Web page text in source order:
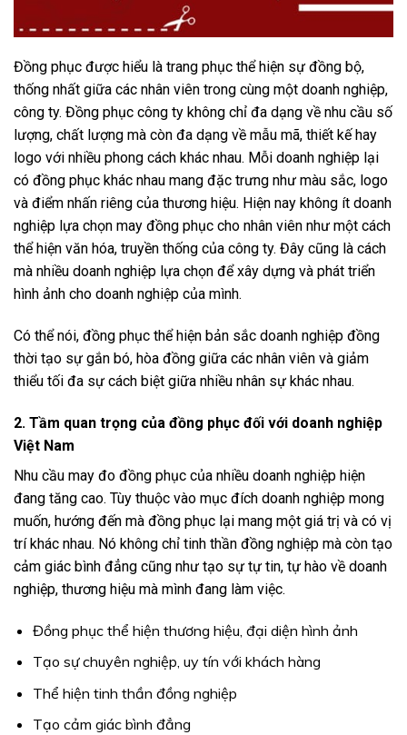
Đồng phục được hiểu là trang phục thể hiện sự đồng bộ,
thống nhất giữa các nhân viên trong cùng một doanh nghiệp,
công ty. Đồng phục công ty không chỉ đa dạng về nhu cầu số
lượng, chất lượng mà còn đa dạng về mẫu mã, thiết kế hay
logo với nhiều phong cách khác nhau. Mỗi doanh nghiệp lại
có đồng phục khác nhau mang đặc trưng như màu sắc, logo
và điểm nhấn riêng của thương hiệu. Hiện nay không ít doanh
nghiệp lựa chọn may đồng phục cho nhân viên như một cách
thể hiện văn hóa, truyền thống của công ty. Đây cũng là cách
mà nhiều doanh nghiệp lựa chọn để xây dựng và phát triển
hình ảnh cho doanh nghiệp của mình.
Có thể nói, đồng phục thể hiện bản sắc doanh nghiệp đồng
thời tạo sự gắn bó, hòa đồng giữa các nhân viên và giảm
thiểu tối đa sự cách biệt giữa nhiều nhân sự khác nhau.
2. Tầm quan trọng của đồng phục đối với doanh nghiệp
Việt Nam
Nhu cầu may đo đồng phục của nhiều doanh nghiệp hiện
đang tăng cao. Tùy thuộc vào mục đích doanh nghiệp mong
muốn, hướng đến mà đồng phục lại mang một giá trị và có vị
trí khác nhau. Nó không chỉ tinh thần đồng nghiệp mà còn tạo
cảm giác bình đẳng cũng như tạo sự tự tin, tự hào về doanh
nghiệp, thương hiệu mà mình đang làm việc.
Đồng phục thể hiện thương hiệu, đại diện hình ảnh
Tạo sự chuyên nghiệp, uy tín với khách hàng
Thể hiện tinh thần đồng nghiệp
Tạo cảm giác bình đẳng